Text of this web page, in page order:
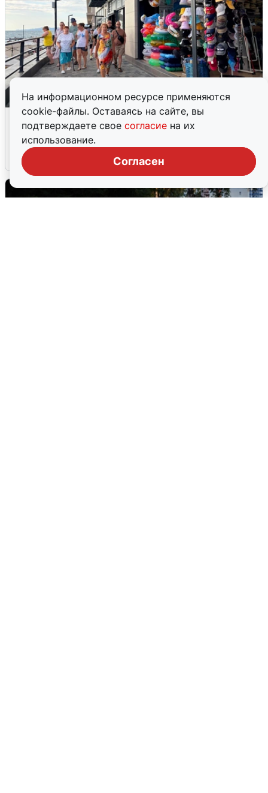
На информационном ресурсе применяются
cookie-файлы. Оставаясь на сайте, вы
подтверждаете свое согласие на их
использование.
Согласен
В Сочи объявили угрозу атаки БПЛА и
закрыли пляжи
6 августа